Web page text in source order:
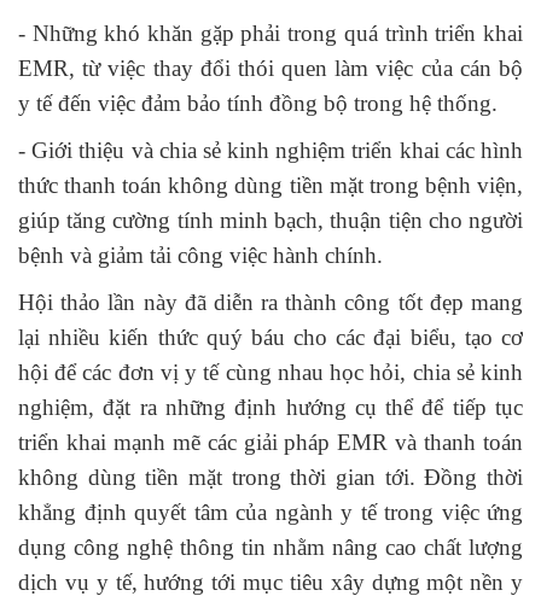
- Những khó khăn gặp phải trong quá trình triển khai
EMR, từ việc thay đổi thói quen làm việc của cán bộ
y tế đến việc đảm bảo tính đồng bộ trong hệ thống.
- Giới thiệu và chia sẻ kinh nghiệm triển khai các hình
thức thanh toán không dùng tiền mặt trong bệnh viện,
giúp tăng cường tính minh bạch, thuận tiện cho người
bệnh và giảm tải công việc hành chính.
Hội thảo lần này đã diễn ra thành công tốt đẹp mang
lại nhiều kiến thức quý báu cho các đại biểu, tạo cơ
hội để các đơn vị y tế cùng nhau học hỏi, chia sẻ kinh
nghiệm, đặt ra những định hướng cụ thể để tiếp tục
triển khai mạnh mẽ các giải pháp EMR và thanh toán
không dùng tiền mặt trong thời gian tới. Đồng thời
khẳng định quyết tâm của ngành y tế trong việc ứng
dụng công nghệ thông tin nhằm nâng cao chất lượng
dịch vụ y tế, hướng tới mục tiêu xây dựng một nền y